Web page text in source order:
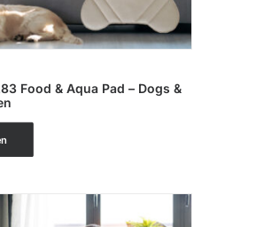
Food & Aqua Pad – Dogs &